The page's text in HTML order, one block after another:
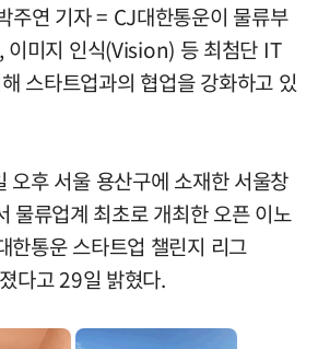
주연 기자 = CJ대한통운이 물류부
이미지 인식(Vision) 등 최첨단 IT
스타트업과의 협업을 강화하고 있
오후 서울 용산구에 소재한 서울창
물류업계 최초로 개최한 오픈 이노
한통운 스타트업 챌린지 리그
다고 29일 밝혔다.